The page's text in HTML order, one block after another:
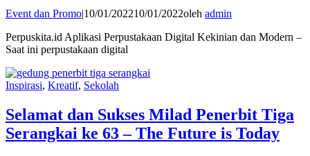
Event dan Promo|10/01/202210/01/2022oleh admin
Perpuskita.id Aplikasi Perpustakaan Digital Kekinian dan Modern –
Saat ini perpustakaan digital
Inspirasi, Kreatif, Sekolah
Selamat dan Sukses Milad Penerbit Tiga
Serangkai ke 63 – The Future is Today